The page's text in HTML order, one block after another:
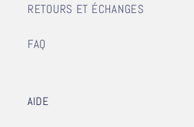
RETOURS ET ÉCHANGES
FAQ
AIDE